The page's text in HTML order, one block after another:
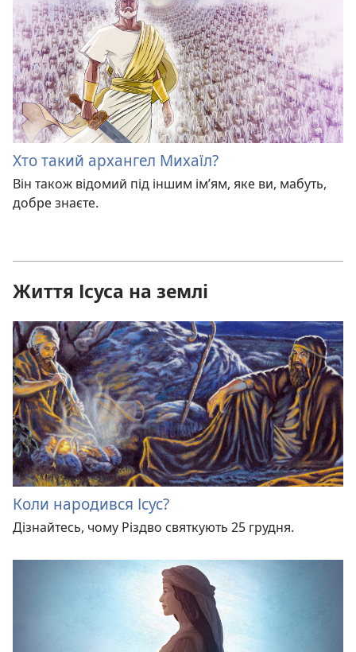
Хто такий архангел Михаїл?
Він також відомий під іншим ім’ям, яке ви, мабуть,
добре знаєте.
Життя Ісуса на землі
Коли народився Ісус?
Дізнайтесь, чому Різдво святкують 25 грудня.